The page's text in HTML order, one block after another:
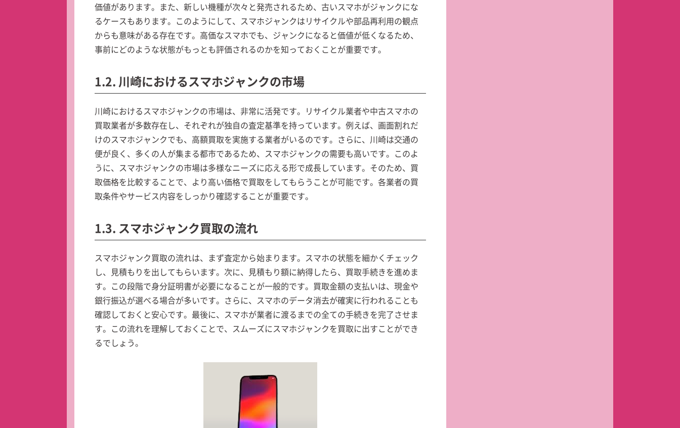
価値があります。また、新しい機種が次々と発売されるため、古いスマホがジャンクにな
るケースもあります。このようにして、スマホジャンクはリサイクルや部品再利用の観点
からも意味がある存在です。高価なスマホでも、ジャンクになると価値が低くなるため、
事前にどのような状態がもっとも評価されるのかを知っておくことが重要です。
1.2. 川崎におけるスマホジャンクの市場
川崎におけるスマホジャンクの市場は、非常に活発です。リサイクル業者や中古スマホの
買取業者が多数存在し、それぞれが独自の査定基準を持っています。例えば、画面割れだ
けのスマホジャンクでも、高額買取を実施する業者がいるのです。さらに、川崎は交通の
便が良く、多くの人が集まる都市であるため、スマホジャンクの需要も高いです。このよ
うに、スマホジャンクの市場は多様なニーズに応える形で成長しています。そのため、買
取価格を比較することで、より高い価格で買取をしてもらうことが可能です。各業者の買
取条件やサービス内容をしっかり確認することが重要です。
1.3. スマホジャンク買取の流れ
スマホジャンク買取の流れは、まず査定から始まります。スマホの状態を細かくチェック
し、見積もりを出してもらいます。次に、見積もり額に納得したら、買取手続きを進めま
す。この段階で身分証明書が必要になることが一般的です。買取金額の支払いは、現金や
銀行振込が選べる場合が多いです。さらに、スマホのデータ消去が確実に行われることも
確認しておくと安心です。最後に、スマホが業者に渡るまでの全ての手続きを完了させま
す。この流れを理解しておくことで、スムーズにスマホジャンクを買取に出すことができ
るでしょう。